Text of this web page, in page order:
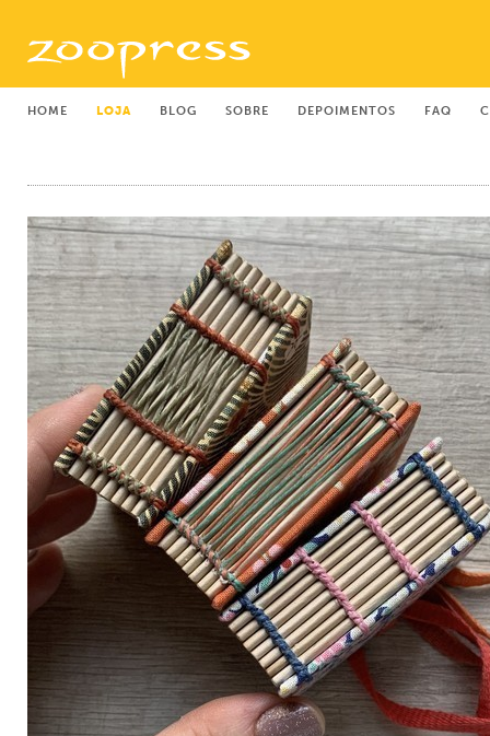
HOME LOJA BLOG SOBRE DEPOIMENTOS FAQ